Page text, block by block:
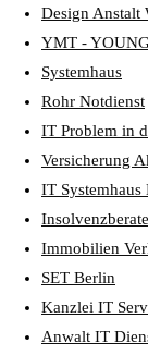
Design Anstalt
YMT -
Systemhaus
Rohr Notdienst
IT Problem in
Versicherung
IT Systemhaus
Immobilien
SET Berlin
Kanzlei IT
Anwalt IT